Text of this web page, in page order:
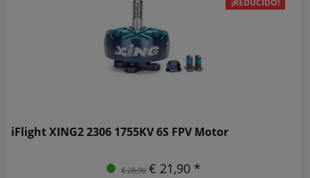
iFlight XING2 2306 1755KV 6S FPV Motor
€ 28,90 € 21,90 *